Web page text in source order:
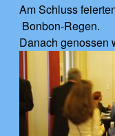
Am Schluss
Bonbon-Regen.
Danach genossen